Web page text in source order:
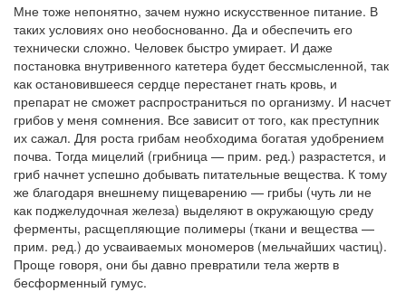
Мне тоже непонятно, зачем нужно искусственное питание. В
таких условиях оно необоснованно. Да и обеспечить его
технически сложно. Человек быстро умирает. И даже
постановка внутривенного катетера будет бессмысленной, так
как остановившееся сердце перестанет гнать кровь, и
препарат не сможет распространиться по организму. И насчет
грибов у меня сомнения. Все зависит от того, как преступник
их сажал. Для роста грибам необходима богатая удобрением
почва. Тогда мицелий (грибница — прим. ред.) разрастется, и
гриб начнет успешно добывать питательные вещества. К тому
же благодаря внешнему пищеварению — грибы (чуть ли не
как поджелудочная железа) выделяют в окружающую среду
ферменты, расщепляющие полимеры (ткани и вещества —
прим. ред.) до усваиваемых мономеров (мельчайших частиц).
Проще говоря, они бы давно превратили тела жертв в
бесформенный гумус.